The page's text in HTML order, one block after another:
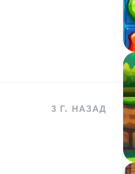
3 Г. НАЗАД